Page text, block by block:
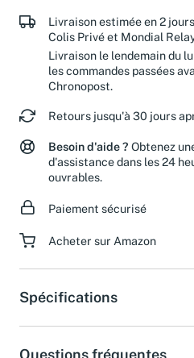
Livraison estimée en 2
Colis Privé et Mondial
Livraison le lendemain du
les commandes passées
Chronopost.
Retours jusqu'à 30 jours
Besoin d'aide ? Obtenez
d'assistance dans les 24
ouvrables.
Paiement sécurisé
Acheter sur Amazon
Spécifications
Questions fréquentes